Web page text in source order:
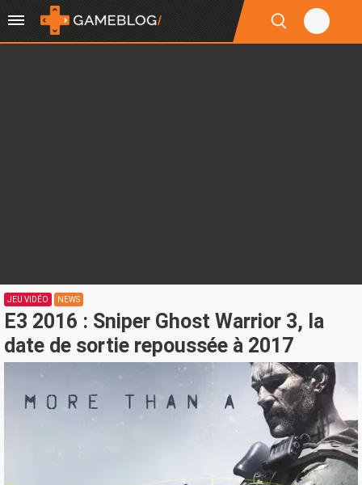
JEU VIDÉO NEWS
E3 2016 : Sniper Ghost Warrior 3, la
date de sortie repoussée à 2017